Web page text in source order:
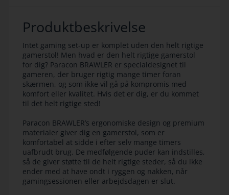
Produktbeskrivelse
Intet gaming set-up er komplet uden den helt rigtige
gamerstol! Men hvad er den helt rigtige gamerstol
for dig? Paracon BRAWLER er specialdesignet til
gameren, der bruger rigtig mange timer foran
skærmen, og som ikke vil gå på kompromis med
komfort eller kvalitet. Hvis det er dig, er du kommet
til det helt rigtige sted!
Paracon BRAWLER’s ergonomiske design og premium
materialer giver dig en gamerstol, som er
komfortabel at sidde i efter selv mange timers
uafbrudt brug. De medfølgende puder kan indstilles,
så de giver støtte til de helt rigtige steder, så du ikke
ender med at have ondt i ryggen og nakken, når
gamingsessionen eller arbejdsdagen er slut.